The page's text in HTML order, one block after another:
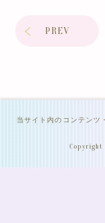
PREV
当サイト内のコンテンツ
Copyright